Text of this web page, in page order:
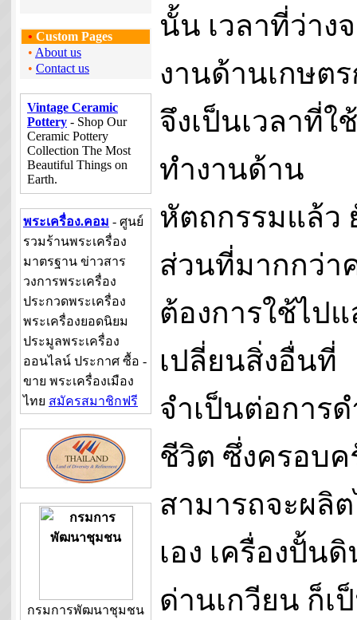
• Custom Pages
• About us
• Contact us
Vintage Ceramic
Pottery - Shop Our
Ceramic Pottery
Collection The Most
Beautiful Things on
Earth.
พระเครื่อง.คอม - ศูนย์
รวมร้านพระเครื่อง
มาตรฐาน ข่าวสาร
วงการพระเครื่อง
ประกวดพระเครื่อง
พระเครื่องยอดนิยม
ประมูลพระเครื่อง
ออนไลน์ ประกาศ ซื้อ -
ขาย พระเครื่องเมือง
ไทย สมัครสมาชิกฟรี
กรมการพัฒนาชุมชน
นั้น เวลาที่ว่าง
งานด้านเกษต
จึงเป็นเวลาที่ใช้
ทำงานด้าน
หัตถกรรมแล้ว
ส่วนที่มากกว่า
ต้องการใช้ไป
เปลี่ยนสิ่งอื่นที่
จำเป็นต่อการด
ชีวิต ซึ่งครอบค
สามารถจะผลิ
เอง เครื่องปั้นดิ
ด่านเกวียน ก็เ